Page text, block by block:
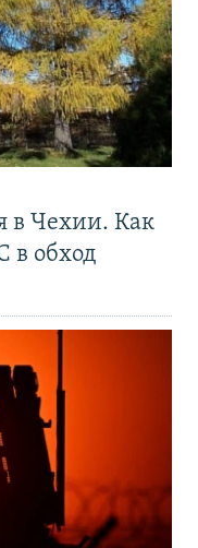
в Чехии. Как
в обход